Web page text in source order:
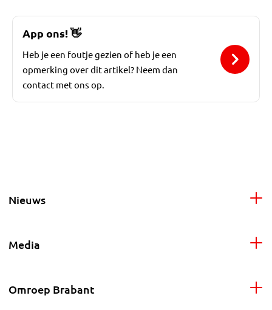
App ons!👋
Heb je een foutje gezien of heb je een
opmerking over dit artikel? Neem dan
contact met ons op.
Nieuws
Media
Omroep Brabant